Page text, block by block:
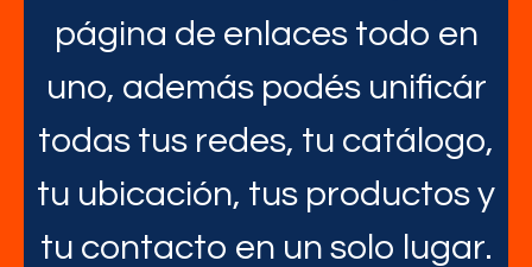
página de enlaces todo en
uno, además podés unificár
todas tus redes, tu catálogo,
tu ubicación, tus productos y
tu contacto en un solo lugar.